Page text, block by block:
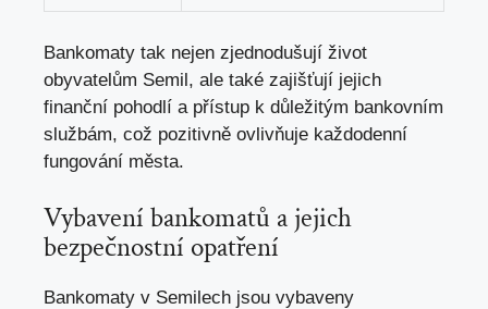
Bankomaty tak nejen zjednodušují život
obyvatelům Semil, ale také zajišťují jejich
finanční pohodlí a přístup k důležitým bankovním
službám, což pozitivně ovlivňuje každodenní
fungování města.
Vybavení bankomatů a jejich
bezpečnostní opatření
Bankomaty v Semilech jsou vybaveny